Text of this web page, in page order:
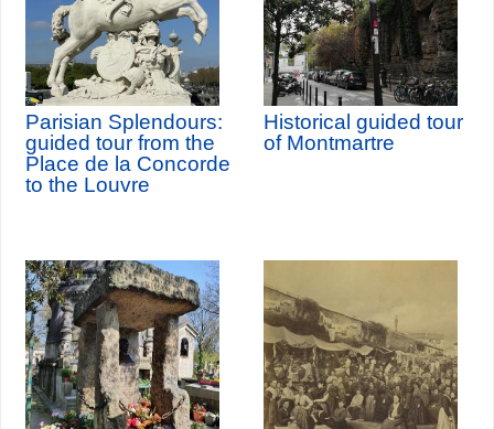
Parisian Splendours:
guided tour from the
Place de la Concorde
to the Louvre
Historical guided tour
of Montmartre